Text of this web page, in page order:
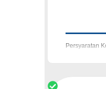
Persyaratan